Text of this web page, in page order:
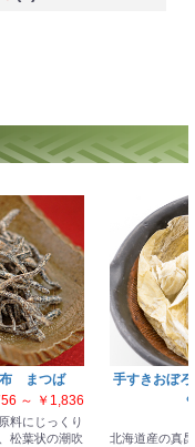
布 まつば
～ ￥1,836
料にじっくり
松葉状の潮吹
手すきおぼ
北海道産の真